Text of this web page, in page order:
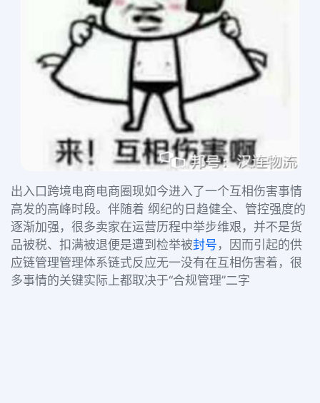
出入口跨境电商电商圈现如今进入了一个互相伤害事情
高发的高峰时段。伴随着 纲纪的日趋健全、管控强度的
逐渐加强，很多卖家在运营历程中举步维艰，并不是货
品被税、扣满被退便是遭到检举被封号 ，因而引起的供
应链管理管理体系链式反应无一没有在互相伤害着，很
多事情的关键实际上都取决于“合规管理”二字